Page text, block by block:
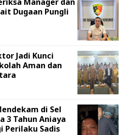
Dugaan Pungli
Jadi Kunci
Aman dan
di Sel
3 Tahun Aniaya
Perilaku Sadis